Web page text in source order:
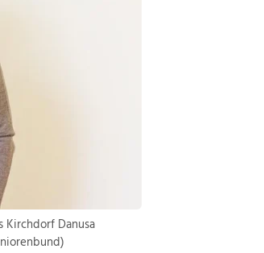
Kirchdorf Danusa